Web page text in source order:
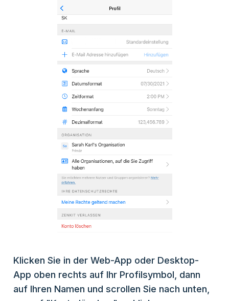
Klicken Sie in der Web-App oder Desktop-
App oben rechts auf Ihr Profilsymbol, dann
auf Ihren Namen und scrollen Sie nach unten,